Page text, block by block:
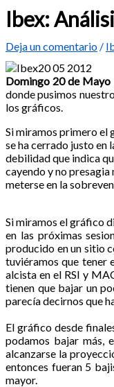
Ibex:
Deja un comentario /
Domingo 20 de Mayo
donde pusimos
los gráficos.
Si miramos primero el
se ha cerrado justo en
debilidad que indica
cayendo y no
meterse en la
Si miramos el gráfico
en las próximas
producido en un sitio
tuviéramos que tener
alcista en el RSI y
tienen que bajar un
parecía decirnos que
El gráfico desde
podamos bajar más,
alcanzarse la
entonces fueran 5
mayor.